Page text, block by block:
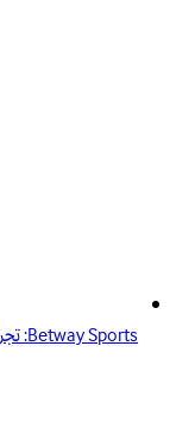
Betway Sports: تجربة المراهنات الرياضية الأفضل على الإنترنت